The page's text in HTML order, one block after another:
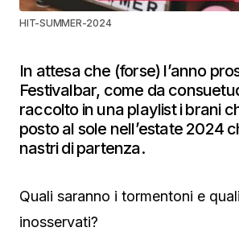
HIT-SUMMER-2024
In attesa che (forse) l’anno
Festivalbar, come da
raccolto in una playlist i brani
posto al sole nell’estate 2024
nastri di partenza.
Quali saranno i tormentoni e
inosservati?